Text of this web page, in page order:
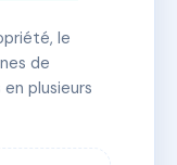
bâtiment(s)
le
de
plusieurs